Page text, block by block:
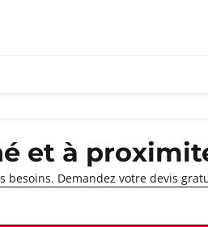
et à
besoins. Demandez votre devis